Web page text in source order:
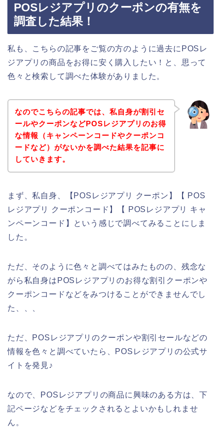
POSレジアプリのクーポンの有無を
調査した結果！
私も、こちらの記事をご覧の方のように過去にPOSレ
ジアプリの商品をお得に安く購入したい！と、思って
色々と検索して調べた体験がありました。
なのでこちらの記事では、私自身が割引セ
ールやクーポンなどPOSレジアプリのお得
な情報（キャンペーンコードやクーポンコ
ードなど）がないかを調べた結果を記事に
していきます。
まず、私自身、【POSレジアプリ クーポン】【 POS
レジアプリ クーポンコード】【 POSレジアプリ キャ
ンペーンコード】という感じで調べてみることにしま
した。
ただ、そのように色々と調べてはみたものの、残念な
がら私自身はPOSレジアプリのお得な割引クーポンや
クーポンコードなどをみつけることができませんでし
た、、、
ただ、POSレジアプリのクーポンや割引セールなどの
情報を色々と調べていたら、POSレジアプリの公式サ
イトを発見♪
なので、POSレジアプリの商品に興味のある方は、下
記ページなどをチェックされるとよいかもしれませ
ん。